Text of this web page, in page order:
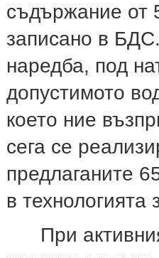
съдържание от
записано в
наредба, под
допустимото
което ние
сега се
предлаганите
в технологията
При активния